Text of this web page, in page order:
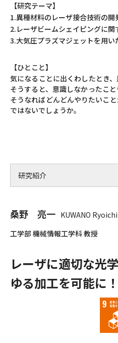
【研究テーマ】
1.異種材料のレーザ接合技術の開
2.レーザビームシェイピングに関
3.大気圧プラズマジェットを用
【ひとこと】
気になることに出くわしたとき
そうすると、意識しなかったこ
そうなればどんどんやりたいこ
ではないでしょうか。
研究紹介
桑野 亮一 KUWANO Ryoichi
工学部 機械情報工学科 教授
レーザに適切な光
ゆる加工を可能に！